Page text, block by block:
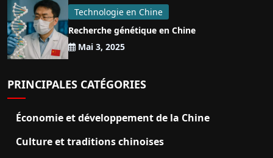
Technologie en Chine
Recherche génétique en Chine
Mai 3, 2025
PRINCIPALES CATÉGORIES
Économie et développement de la Chine
Culture et traditions chinoises